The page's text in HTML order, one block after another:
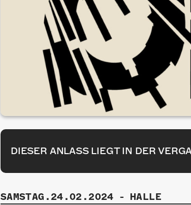
DIESER ANLASS LIEGT IN DER
SAMSTAG.24.02.2024 - HALLE